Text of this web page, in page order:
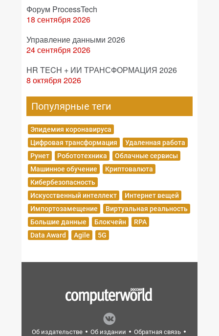
Форум ProcessTech
18 сентября 2026
Управление данными 2026
24 сентября 2026
HR TECH + ИИ ТРАНСФОРМАЦИЯ 2026
8 октября 2026
Популярные теги
Эпидемия коронавируса
Цифровая трансформация
Удаленная работа
Рунет
Робототехника
Облачные сервисы
Машинное обучение
Криптовалюта
Кибербезопасность
Искусственный интеллект
Интернет вещей
Импортозамещение
Виртуальная реальность
Большие данные
Блокчейн
RPA
Data Award
Agile 5G
Об издательстве Об издании
Обратная связь